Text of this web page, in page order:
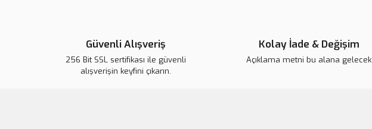
Güvenli Alışveriş
256 Bit SSL sertifikası ile güvenli
alışverişin keyfini çıkarın.
Kolay İade & Değişim
Açıklama metni bu alana gelecek